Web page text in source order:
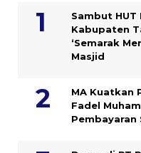
Sambut HUT
Kabupaten
‘Semarak
Masjid
MA Kuatkan
Fadel
Pembayaran